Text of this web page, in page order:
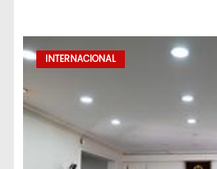
INTERNACIONAL